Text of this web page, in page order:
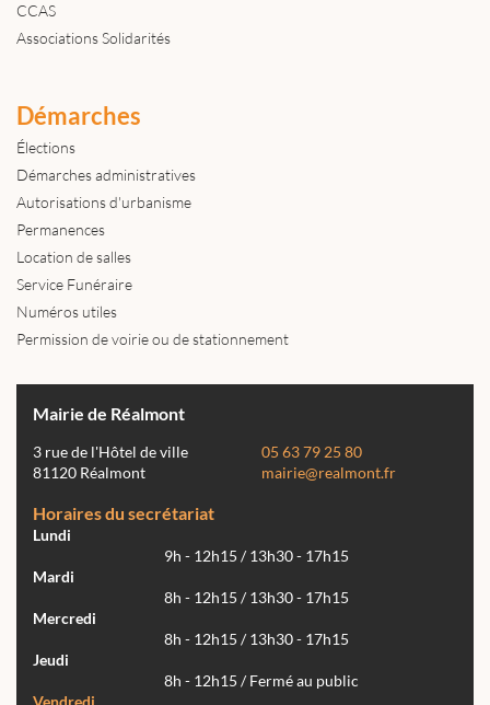
CCAS
Associations Solidarités
Démarches
Élections
Démarches administratives
Autorisations d'urbanisme
Permanences
Location de salles
Service Funéraire
Numéros utiles
Permission de voirie ou de stationnement
Mairie de Réalmont
3 rue de l'Hôtel de ville
81120 Réalmont
05 63 79 25 80
mairie@realmont.fr
Horaires du secrétariat
Lundi
9h - 12h15 / 13h30 - 17h15
Mardi
8h - 12h15 / 13h30 - 17h15
Mercredi
8h - 12h15 / 13h30 - 17h15
Jeudi
8h - 12h15 / Fermé au public